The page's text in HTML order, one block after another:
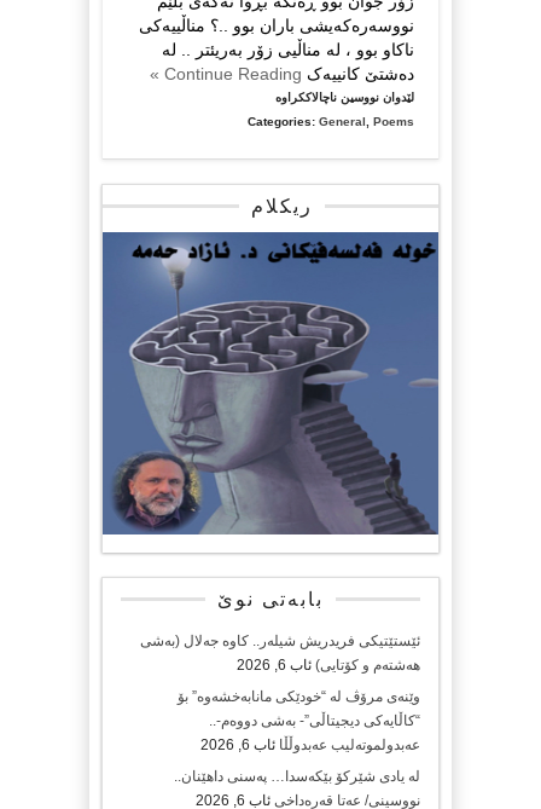
نووسەرەکەیشی باران بوو ..؟ مناڵییەکی
ناکاو بوو ، لە مناڵیی زۆر بەریئتر .. لە
دەشتێ کانییەک
لێدوان نووسین ناچالاککراوەلە
چیرۆکێکی
نەوزاد
Categories: General Poems
ریکلام
بابەتی نوێ
ئێستێتیکی فریدریش شیلەر.. کاوە جەلال (بەشی
هەشتەم و کۆتایی) ئاب 6, 2026
وێنەی مرۆڤ لە “خودێکی مانابەخشەوە” بۆ
“کاڵایەکی دیجیتاڵی”- بەشی دووەم-..
عەبدولموتەلیب عەبدوڵڵا ئاب 6, 2026
لە یادی شێرکۆ بێکەسدا… پەسنی داهێنان..
نووسینی/ عەتا قەرەداخی ئاب 6, 2026